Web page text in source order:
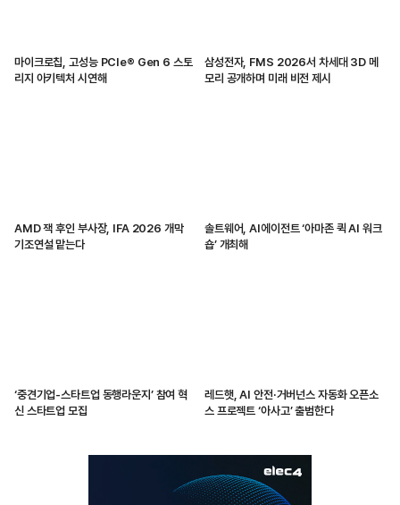
마이크로칩, 고성능 PCIe® Gen 6 스토
리지 아키텍처 시연해
삼성전자, FMS 2026서 차세대 3D 메
모리 공개하며 미래 비전 제시
AMD 잭 후인 부사장, IFA 2026 개막
기조연설 맡는다
솔트웨어, AI에이전트 ‘아마존 퀵 AI 워크
숍’ 개최해
‘중견기업-스타트업 동행라운지’ 참여 혁
신 스타트업 모집
레드햇, AI 안전·거버넌스 자동화 오픈소
스 프로젝트 ‘아사고’ 출범한다